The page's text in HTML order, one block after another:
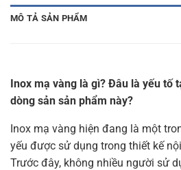
MÔ TẢ SẢN PHẨM
Inox mạ vàng là gì? Đâu là yếu tố
dòng sản sản phẩm này?
Inox mạ vàng hiện đang là một
yếu được sử dụng trong thiết kế
Trước đây, không nhiều người sử